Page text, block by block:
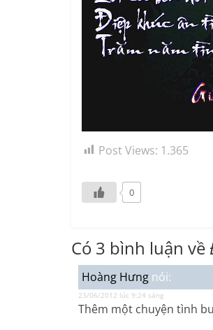
Post Views: 1.365
0
Có 3 bình luận về
Hoàng Hưng nói:
23/06/2012 lúc 9:24 sáng
Thêm một chuyện tình